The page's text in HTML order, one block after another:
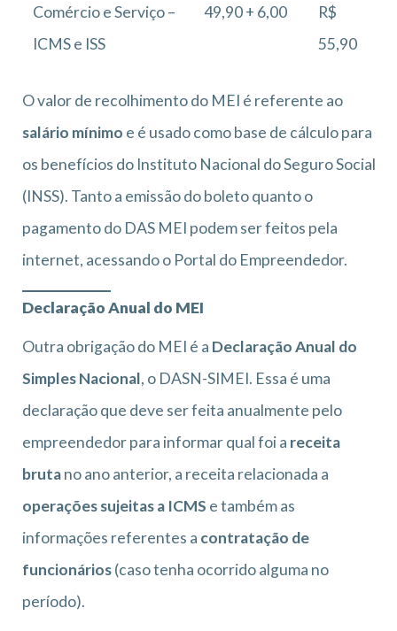
Comércio e Serviço –
ICMS e ISS
49,90 + 6,00
R$
55,90
O valor de recolhimento do MEI é referente ao
salário mínimo e é usado como base de cálculo para
os benefícios do Instituto Nacional do Seguro Social
(INSS). Tanto a emissão do boleto quanto o
pagamento do DAS MEI podem ser feitos pela
internet, acessando o Portal do Empreendedor.
Declaração Anual do MEI
Outra obrigação do MEI é a Declaração Anual do
Simples Nacional, o DASN-SIMEI. Essa é uma
declaração que deve ser feita anualmente pelo
empreendedor para informar qual foi a receita
brutano ano anterior, a receita relacionada a
operações sujeitas a ICMS e também as
informações referentes a contratação de
funcionários(caso tenha ocorrido alguma no
período).